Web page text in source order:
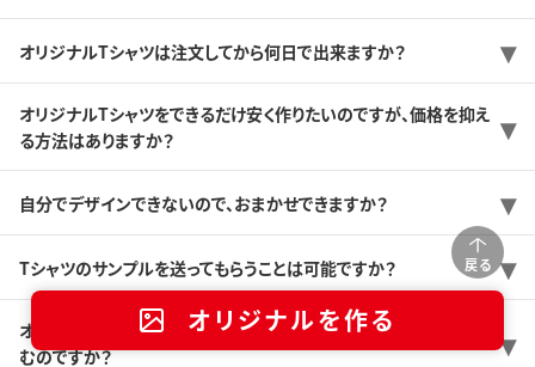
戻る
オリジナルを作る
オリジナルTシャツは注文してから何日で出来ますか？
オリジナルTシャツをできるだけ安く作りたいのですが、価格を抑え
る方法はありますか？
自分でデザインできないので、おまかせできますか？
Tシャツのサンプルを送ってもらうことは可能ですか？
オリジナルTシャツを初めて作るんですけど、どんな感じで注文が進
むのですか？